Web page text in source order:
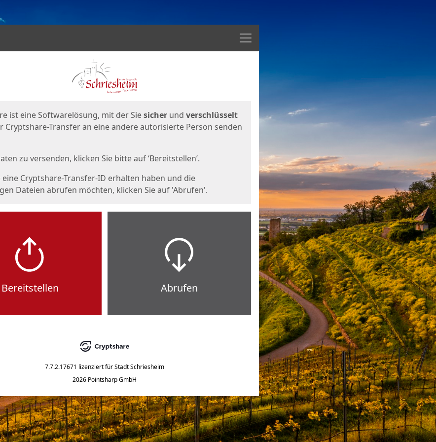
Menü
ist eine Softwarelösung, mit der Siesicher und verschlüsselt
Cryptshare-Transfer an eine andere autorisierte Person senden
zu versenden, klicken Sie bitte auf ‘Bereitstellen’.
eine Cryptshare-Transfer-ID erhalten haben und die
Dateien abrufen möchten, klicken Sie auf 'Abrufen'.
Bereitstellen Abrufen
7.7.2.17671 lizenziert fürStadt Schriesheim
2026 Pointsharp GmbH